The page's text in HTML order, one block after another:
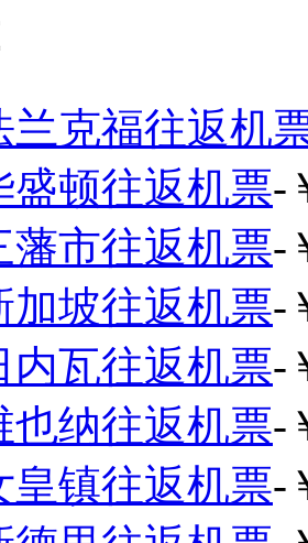
兰克福往返机
盛顿往返机票-
藩市往返机票-
加坡往返机票-
内瓦往返机票-
也纳往返机票-
皇镇往返机票-